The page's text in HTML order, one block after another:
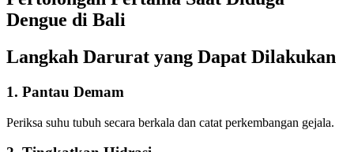
Dengue di Bali
Langkah Darurat yang Dapat Dilakukan
1. Pantau Demam
Periksa suhu tubuh secara berkala dan catat perkembangan gejala.